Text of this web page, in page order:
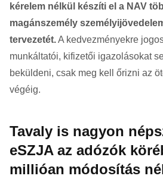
kérelem nélkül készíti el a NAV
magánszemély
tervezetét.A kedvezményekre
munkáltatói, kifizetői igazolásokat
beküldeni, csak meg kell őrizni az
végéig.
Tavaly is nagyon
eSZJA az adózók
millióan módosítás